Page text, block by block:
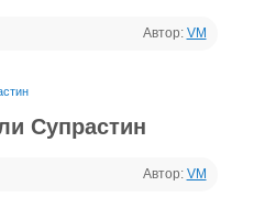
Автор: VM
Супрастин
Автор: VM